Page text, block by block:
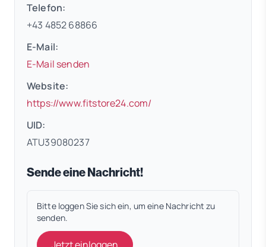
Telefon:
+43 4852 68866
E-Mail:
E-Mail senden
Website:
https://www.fitstore24.com/
UID:
ATU39080237
Sende eine Nachricht!
Bitte loggen Sie sich ein, um eine Nachricht zu
senden.
Jetzt einloggen